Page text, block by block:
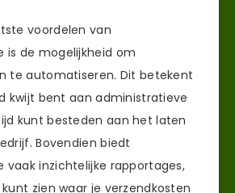
voordelen van
is de mogelijkheid om
te automatiseren. Dit betekent
kwijt bent aan administratieve
kunt besteden aan het laten
Bovendien biedt
vaak inzichtelijke rapportages,
zien waar je verzendkosten